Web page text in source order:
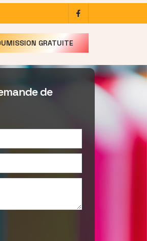
facebook
GRATUITE
de